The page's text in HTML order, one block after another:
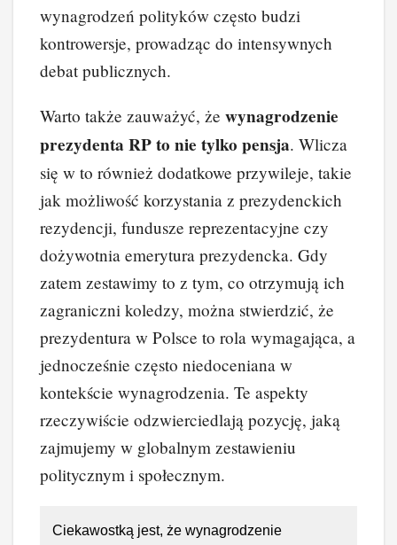
wynagrodzeń polityków często budzi
kontrowersje, prowadząc do intensywnych
debat publicznych.
Warto także zauważyć, że wynagrodzenie
prezydenta RP to nie tylko pensja. Wlicza
się w to również dodatkowe przywileje, takie
jak możliwość korzystania z prezydenckich
rezydencji, fundusze reprezentacyjne czy
dożywotnia emerytura prezydencka. Gdy
zatem zestawimy to z tym, co otrzymują ich
zagraniczni koledzy, można stwierdzić, że
prezydentura w Polsce to rola wymagająca, a
jednocześnie często niedoceniana w
kontekście wynagrodzenia. Te aspekty
rzeczywiście odzwierciedlają pozycję, jaką
zajmujemy w globalnym zestawieniu
politycznym i społecznym.
Ciekawostką jest, że wynagrodzenie